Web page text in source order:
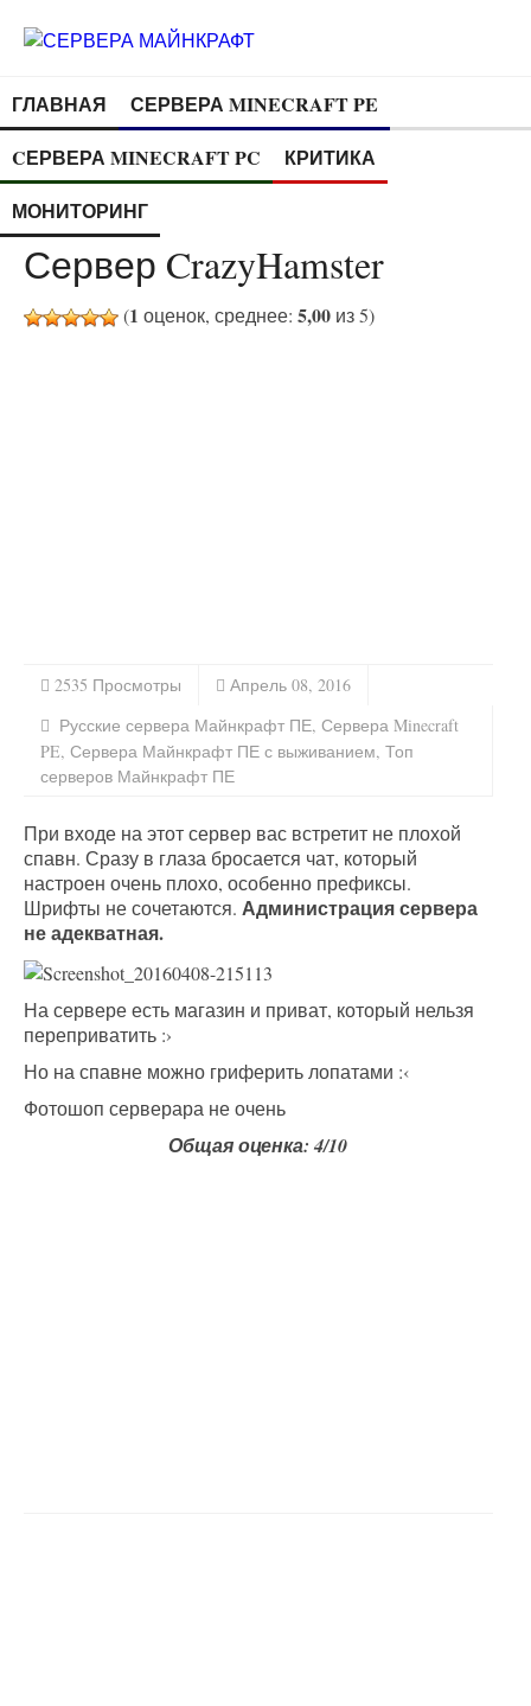
ГЛАВНАЯ
СЕРВЕРА MINECRAFT PE
CЕРВЕРА MINECRAFT PC
КРИТИКА
МОНИТОРИНГ
Сервер CrazyHamster
(1 оценок, среднее: 5,00 из 5)
2535 Просмотры
Апрель 08, 2016
Русские сервера Майнкрафт ПЕ, Сервера Minecraft
PE, Сервера Майнкрафт ПЕ с выживанием, Топ
серверов Майнкрафт ПЕ
При входе на этот сервер вас встретит не плохой
спавн. Сразу в глаза бросается чат, который
настроен очень плохо, особенно префиксы.
Шрифты не сочетаются. Администрация сервера
не адекватная.
На сервере есть магазин и приват, который нельзя
переприватить :›
Но на спавне можно гриферить лопатами :‹
Фотошоп серверара не очень
Общая оценка: 4/10